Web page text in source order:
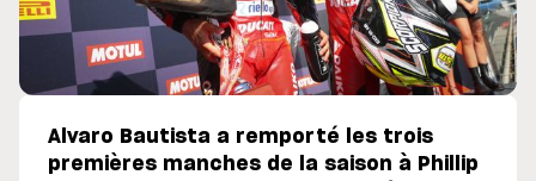
Alvaro Bautista a remporté les trois
premières manches de la saison à Phillip